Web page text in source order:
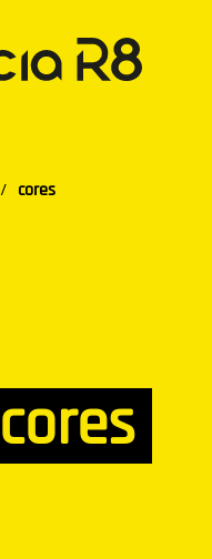
/ cores
cores